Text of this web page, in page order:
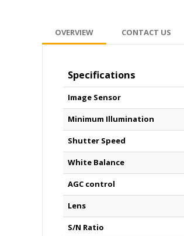
OVERVIEW CONTACT US
Specifications
Image Sensor
Minimum Illumination
Shutter Speed
White Balance
AGC control
Lens
S/N Ratio